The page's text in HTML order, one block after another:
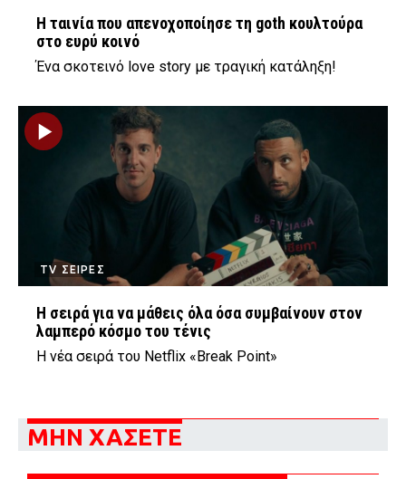
Η ταινία που απενοχοποίησε τη goth κουλτούρα
στο ευρύ κοινό
Ένα σκοτεινό love story με τραγική κατάληξη!
TV ΣΕΙΡΕΣ
Η σειρά για να μάθεις όλα όσα συμβαίνουν στον
λαμπερό κόσμο του τένις
Η νέα σειρά του Netflix «Break Point»
ΜΗΝ ΧΑΣΕΤΕ